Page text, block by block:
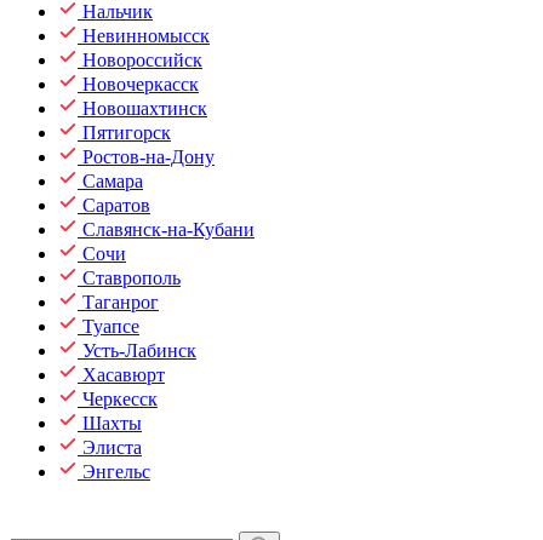
Нальчик
Невинномысск
Новороссийск
Новочеркасск
Новошахтинск
Пятигорск
Ростов-на-Дону
Самара
Саратов
Славянск-на-Кубани
Сочи
Ставрополь
Таганрог
Туапсе
Усть-Лабинск
Хасавюрт
Черкесск
Шахты
Элиста
Энгельс